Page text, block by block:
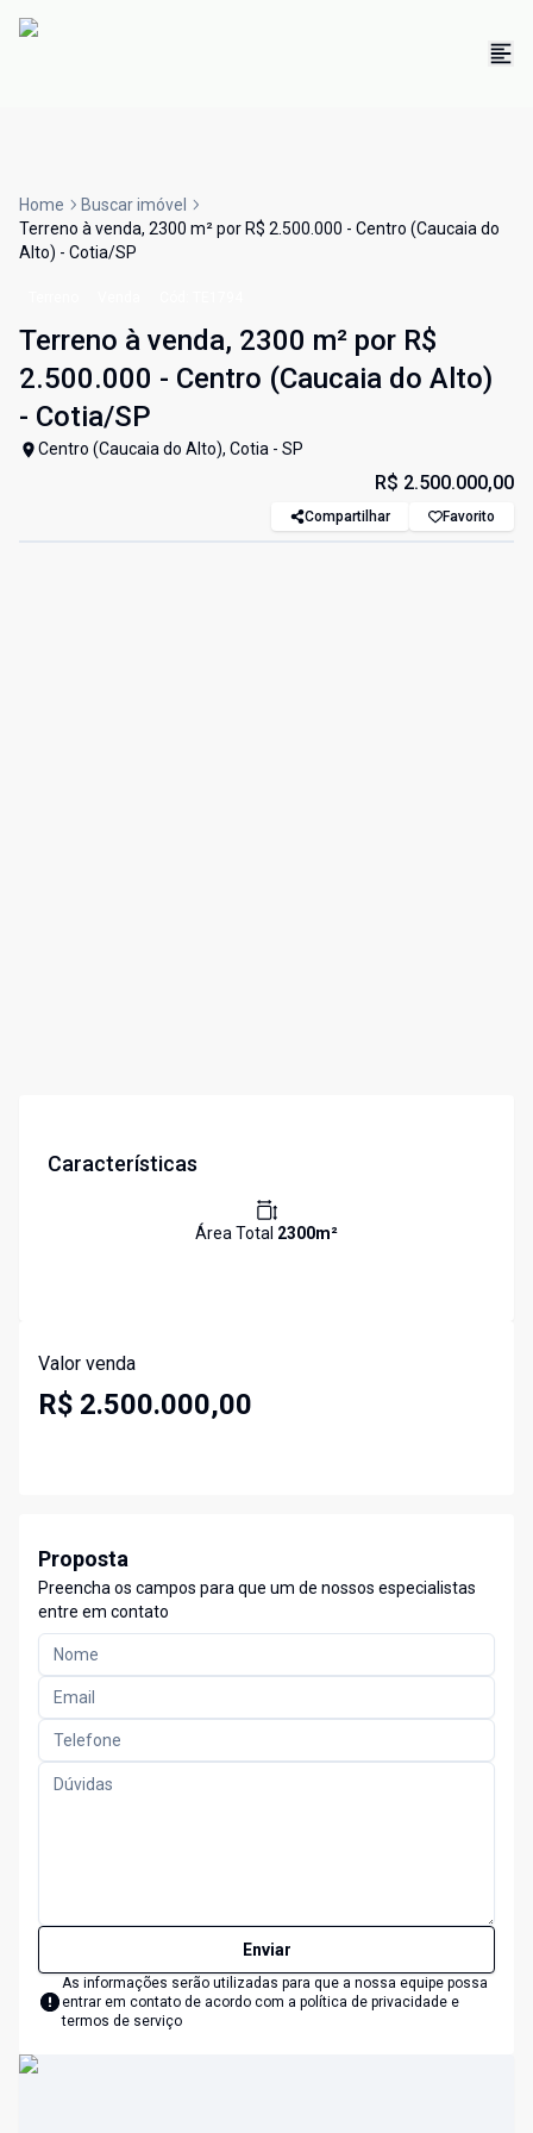
Home
Buscar imóvel
Terreno à venda, 2300 m² por R$ 2.500.000 - Centro (Caucaia do
Alto) - Cotia/SP
Terreno à venda, 2300 m² por R$
2.500.000 - Centro (Caucaia do Alto)
- Cotia/SP
Centro (Caucaia do Alto), Cotia - SP
R$ 2.500.000,00
Compartilhar Favorito
Características
Área Total 2300m²
Valor venda
R$ 2.500.000,00
Proposta
Preencha os campos para que um de nossos especialistas
entre em contato
Enviar
As informações serão utilizadas para que a nossa equipe possa
entrar em contato de acordo com a política de privacidade e
termos de serviço